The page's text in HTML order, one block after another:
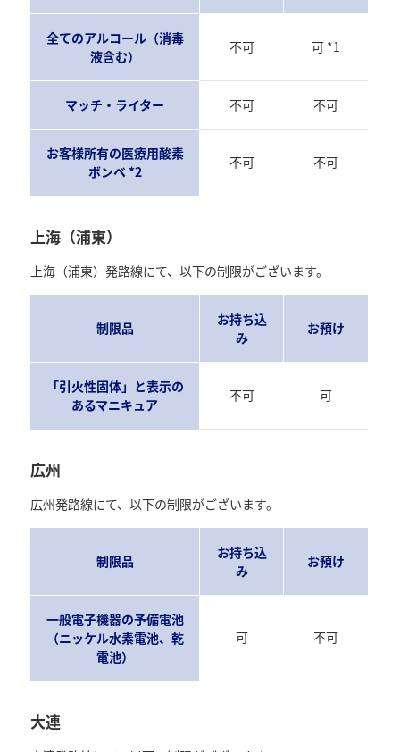
全てのアルコール（消毒
液含む）
不可 可 *1
マッチ・ライター 不可 不可
お客様所有の医療用酸素
ボンベ *2
不可 不可
上海（浦東）
上海（浦東）発路線にて、以下の制限がございます。
制限品
お持ち込
み
お預け
「引火性固体」と表示の
あるマニキュア
不可 可
広州
広州発路線にて、以下の制限がございます。
制限品
お持ち込
み
お預け
一般電子機器の予備電池
（ニッケル水素電池、乾
電池）
可 不可
大連